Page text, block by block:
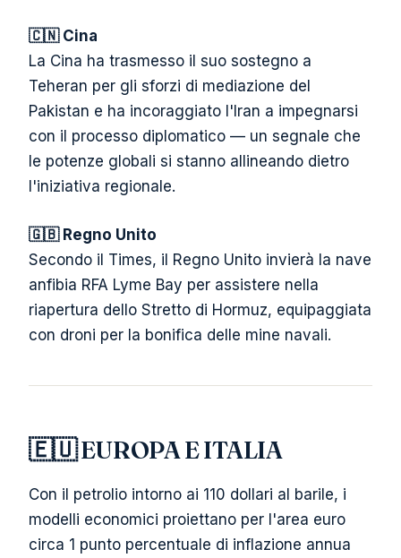
🇨🇳 Cina
La Cina ha trasmesso il suo sostegno a
Teheran per gli sforzi di mediazione del
Pakistan e ha incoraggiato l'Iran a impegnarsi
con il processo diplomatico — un segnale che
le potenze globali si stanno allineando dietro
l'iniziativa regionale.
🇬🇧 Regno Unito
Secondo il Times, il Regno Unito invierà la nave
anfibia RFA Lyme Bay per assistere nella
riapertura dello Stretto di Hormuz, equipaggiata
con droni per la bonifica delle mine navali.
🇪🇺 EUROPA E ITALIA
Con il petrolio intorno ai 110 dollari al barile, i
modelli economici proiettano per l'area euro
circa 1 punto percentuale di inflazione annua